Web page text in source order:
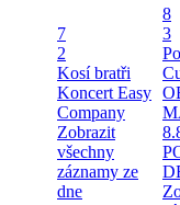
7
2
Kosí bratři
Koncert Easy
Company
Zobrazit
všechny
záznamy ze
dne
8
3